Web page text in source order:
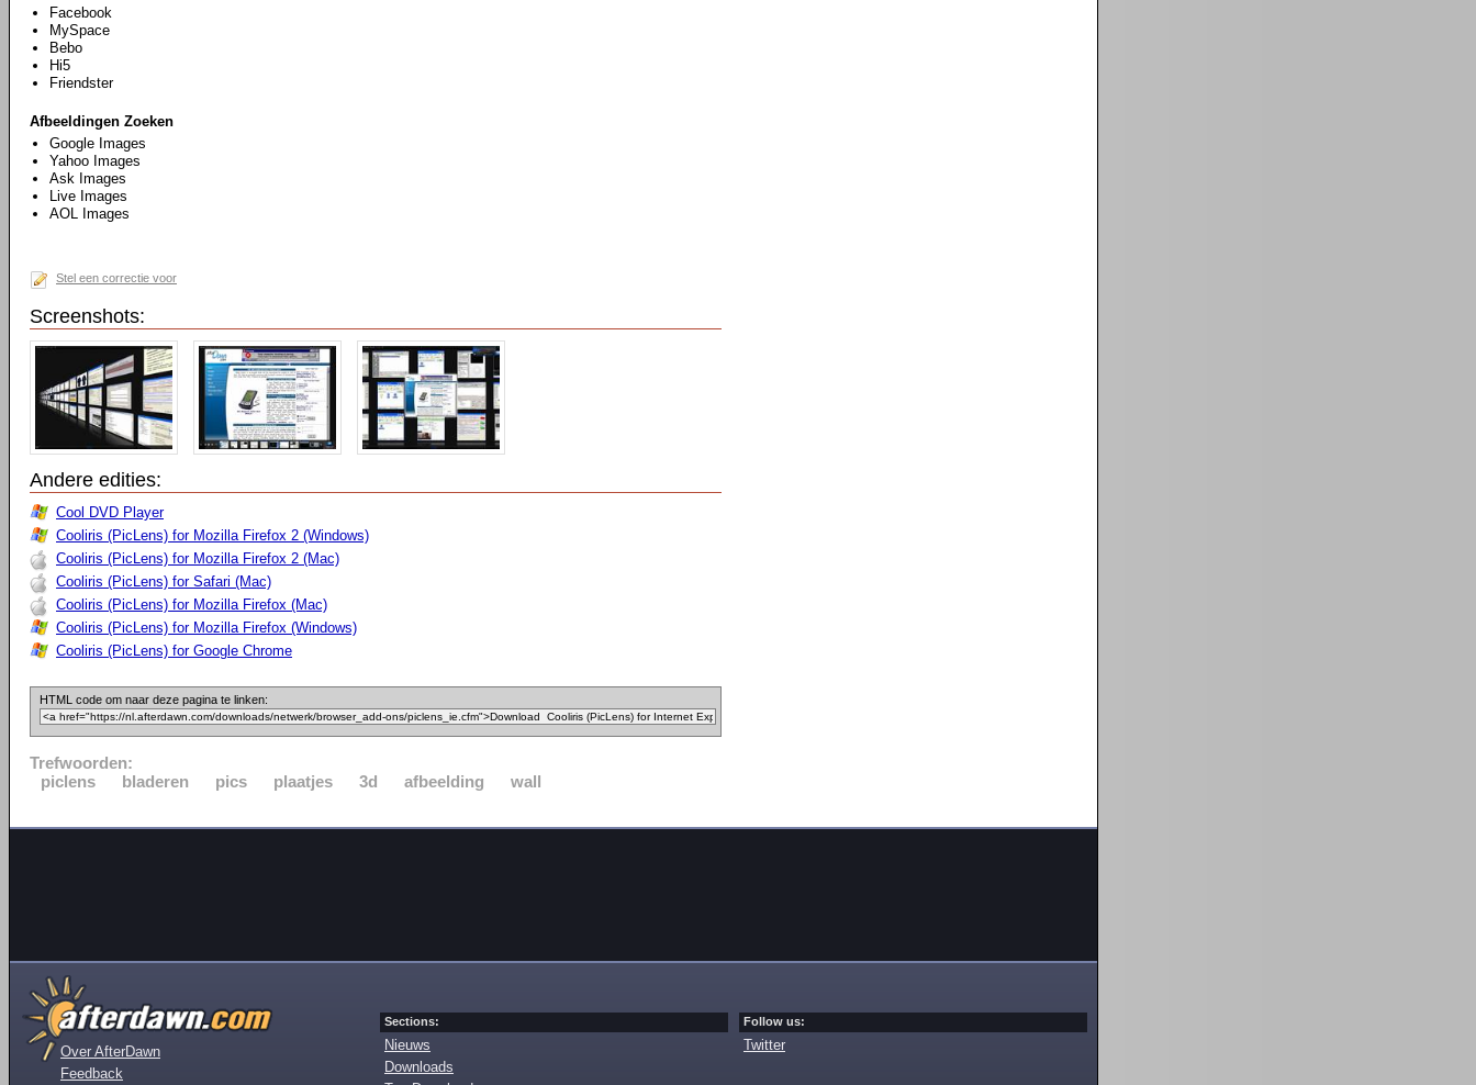
Facebook
MySpace
Bebo
Hi5
Friendster
Afbeeldingen Zoeken
Google Images
Yahoo Images
Ask Images
Live Images
AOL Images
Stel een correctie voor
Screenshots:
Andere edities:
Cool DVD Player
Cooliris (PicLens) for Mozilla Firefox 2 (Windows)
Cooliris (PicLens) for Mozilla Firefox 2 (Mac)
Cooliris (PicLens) for Safari (Mac)
Cooliris (PicLens) for Mozilla Firefox (Mac)
Cooliris (PicLens) for Mozilla Firefox (Windows)
Cooliris (PicLens) for Google Chrome
HTML code om naar deze pagina te linken:
Trefwoorden:
piclens
bladeren pics plaatjes 3d afbeelding wall
Over AfterDawn
Feedback
Sections:
Nieuws
Downloads
Follow us:
Twitter